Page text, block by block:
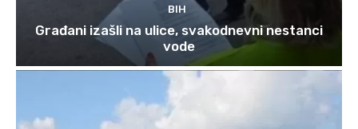
BIH
Građani izašli na ulice, svakodnevni nestanci
vode